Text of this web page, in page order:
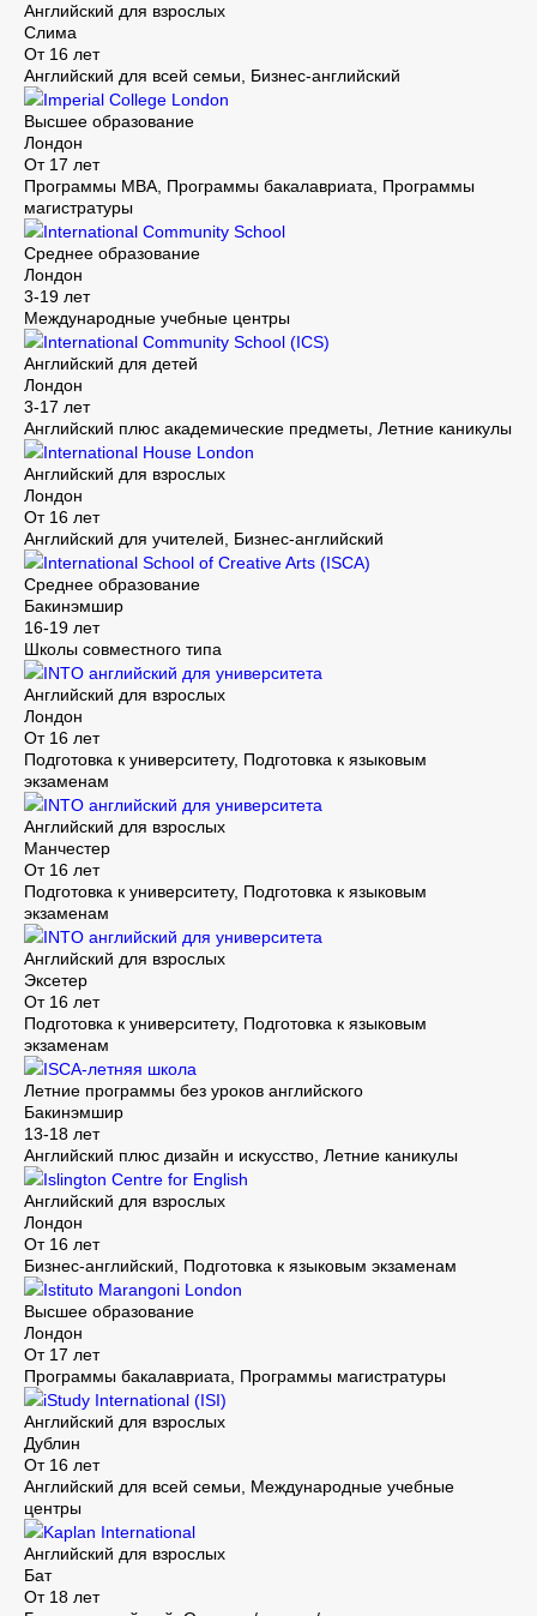
Английский для взрослых
Слима
От 16 лет
Английский для всей семьи, Бизнес-английский
Imperial College London
Высшее образование
Лондон
От 17 лет
Программы MBA, Программы бакалавриата, Программы
магистратуры
International Community School
Среднее образование
Лондон
3-19 лет
Международные учебные центры
International Community School (ICS)
Английский для детей
Лондон
3-17 лет
Английский плюс академические предметы, Летние каникулы
International House London
Английский для взрослых
Лондон
От 16 лет
Английский для учителей, Бизнес-английский
International School of Creative Arts (ISCA)
Среднее образование
Бакинэмшир
16-19 лет
Школы совместного типа
INTO английский для университета
Английский для взрослых
Лондон
От 16 лет
Подготовка к университету, Подготовка к языковым
экзаменам
INTO английский для университета
Английский для взрослых
Манчестер
От 16 лет
Подготовка к университету, Подготовка к языковым
экзаменам
INTO английский для университета
Английский для взрослых
Эксетер
От 16 лет
Подготовка к университету, Подготовка к языковым
экзаменам
ISCA-летняя школа
Летние программы без уроков английского
Бакинэмшир
13-18 лет
Английский плюс дизайн и искусство, Летние каникулы
Islington Centre for English
Английский для взрослых
Лондон
От 16 лет
Бизнес-английский, Подготовка к языковым экзаменам
Istituto Marangoni London
Высшее образование
Лондон
От 17 лет
Программы бакалавриата, Программы магистратуры
iStudy International (ISI)
Английский для взрослых
Дублин
От 16 лет
Английский для всей семьи, Международные учебные
центры
Kaplan International
Английский для взрослых
Бат
От 18 лет